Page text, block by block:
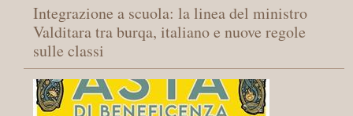
Integrazione a scuola: la linea del ministro
Valditara tra burqa, italiano e nuove regole
sulle classi